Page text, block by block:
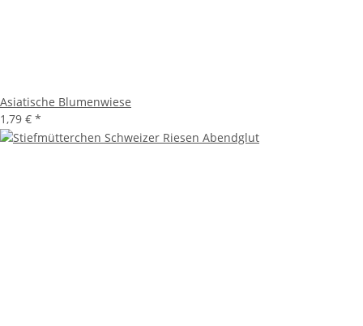
Asiatische Blumenwiese
1,79 € *